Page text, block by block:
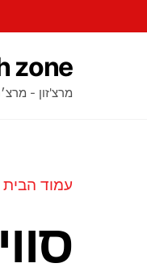
to
zone
מרצ'זון -
עמוד הבית